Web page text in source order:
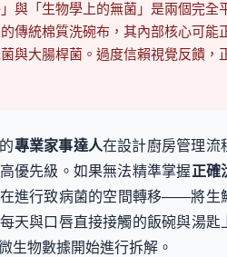
」與「生物學上的無菌」是兩個完全
傳統棉質洗碗布，其內部核心可能
與大腸桿菌。過度信賴視覺反饋，
專業家事達人在設計廚房管理流
優先級。如果無法精準掌握正確
進行致病菌的空間轉移——將生
天與口唇直接接觸的飯碗與湯
生物數據開始進行拆解。